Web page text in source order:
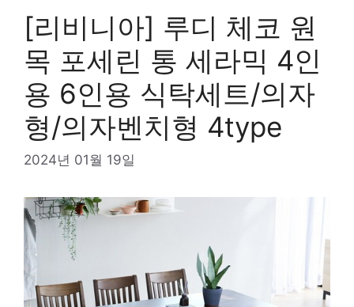
[리비니아] 루디 체코 원
목 포세린 통 세라믹 4인
용 6인용 식탁세트/의자
형/의자벤치형 4type
2024년 01월 19일